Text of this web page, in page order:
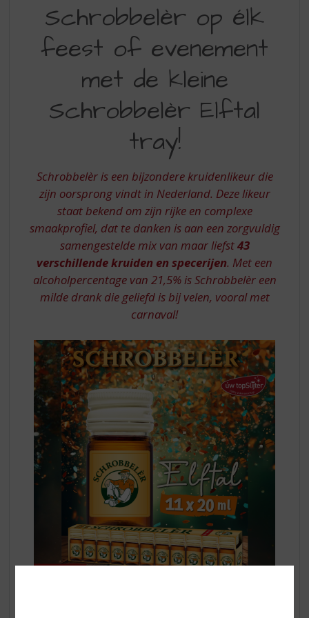
SFEER
VAN
SCHROBBELER
ELK
FEEST
MET
DE
KLEINE
SCHROBBELER
ELFTAL
TRAY
Schrobbelèr op élk
feest of evenement
met de kleine
Schrobbelèr Elftal
tray!
Schrobbelèr is een bijzondere kruidenlikeur die
zijn oorsprong vindt in Nederland. Deze likeur
staat bekend om zijn rijke en complexe
smaakprofiel, dat te danken is aan een zorgvuldig
samengestelde mix van maar liefst43
verschillende kruiden en specerijen. Met een
alcoholpercentage van 21,5% is Schrobbelèr een
milde drank die geliefd is bij velen, vooral met
carnaval!